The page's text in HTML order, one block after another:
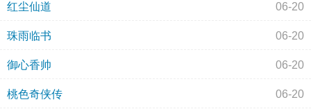
红尘仙道 06-20
珠雨临书 06-20
御心香帅 06-20
桃色奇侠传 06-20